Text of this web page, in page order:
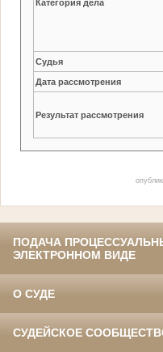
Категория дела
Судья
Дата рассмотрения
Результат рассмотрения
ПОДАЧА
ЭЛЕКТРОННОМ ВИДЕ
О СУДЕ
СУДЕЙСКОЕ